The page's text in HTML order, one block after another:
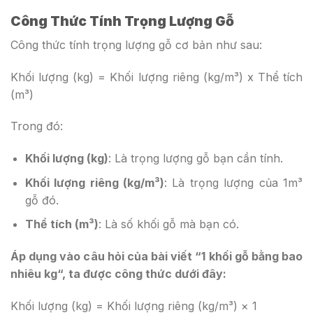
Công Thức Tính Trọng Lượng Gỗ
Công thức tính trọng lượng gỗ cơ bản như sau:
Khối lượng (kg) = Khối lượng riêng (kg/m³) x Thể tích
(m³)
Trong đó:
Khối lượng (kg): Là trọng lượng gỗ bạn cần tính.
Khối lượng riêng (kg/m³): Là trọng lượng của 1m³
gỗ đó.
Thể tích (m³): Là số khối gỗ mà bạn có.
Áp dụng vào câu hỏi của bài viết “1 khối gỗ bằng bao
nhiêu kg“, ta được công thức dưới đây:
Khối lượng (kg) = Khối lượng riêng (kg/m³) × 1